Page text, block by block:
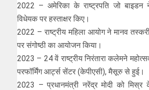
2022 – अमेरिका के राष्ट्रपति जो बाइडन
विधेयक पर हस्ताक्षर किए।
2022 – राष्ट्रीय महिला आयोग ने मानव
पर संगोष्ठी का आयोजन किया।
2023 – 24 वें राष्ट्रीय निरंतारा कलेमने
परफॉर्मिंग आर्ट्स सेंटर (केपीएसी), मैसूरु से हुई।
2023 – प्रधानमंत्री नरेंद्र मोदी को मिस्र